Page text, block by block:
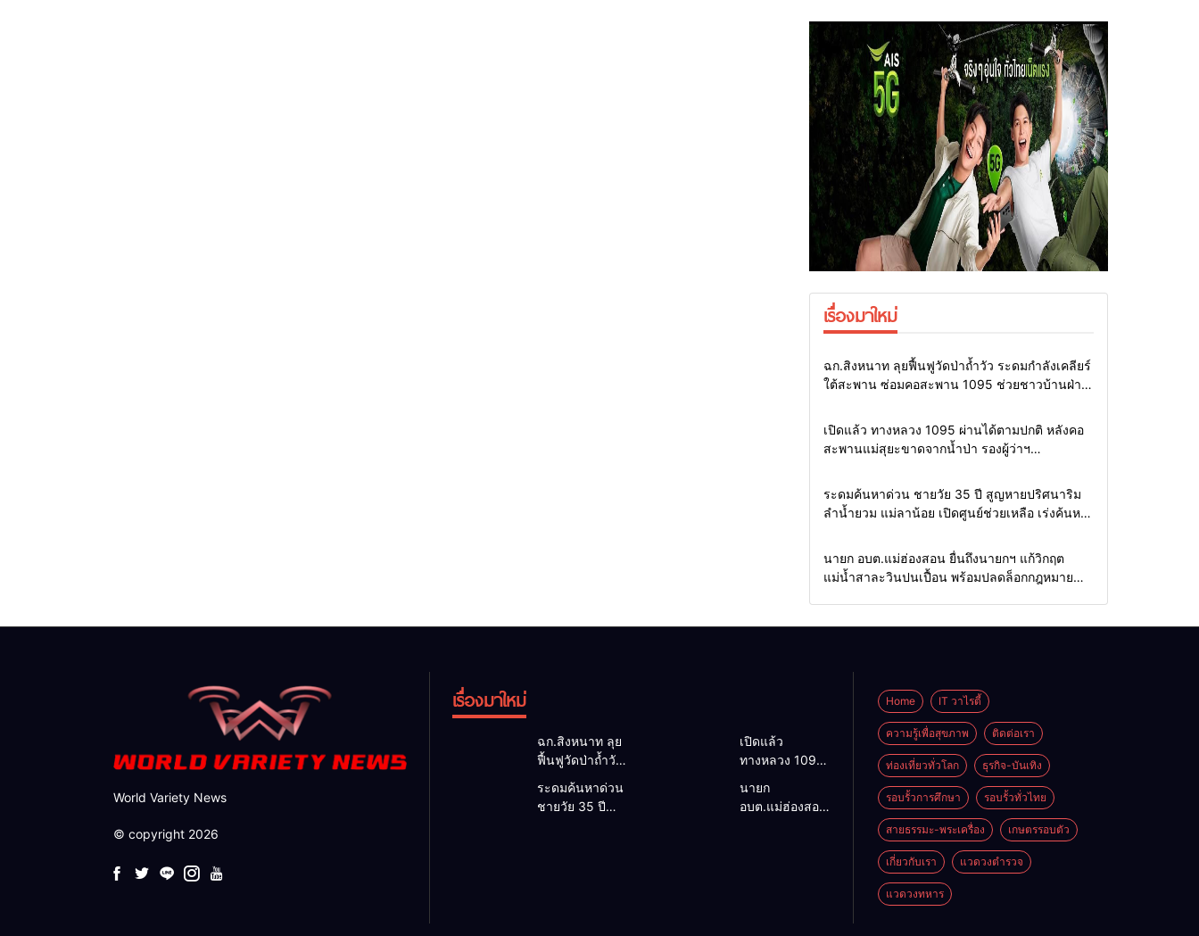
เรื่องมาใหม่
Home แวดวงทหาร
ฉก.สิงหนาท ลุยฟื้นฟูวัดป่าถ้ำวัว ระดมกำลังเคลียร์
ใต้สะพาน ซ่อมคอสะพาน 1095 ช่วยชาวบ้านฝ่า
Home รอบรั้วทั่วไทย
เปิดแล้ว ทางหลวง 1095 ผ่านได้ตามปกติ หลังคอ
สะพานแม่สุยะขาดจากน้ำป่า รองผู้ว่าฯ
Home รอบรั้วทั่วไทย
ระดมค้นหาด่วน ชายวัย 35 ปี สูญหายปริศนาริม
ลำน้ำยวม แม่ลาน้อย เปิดศูนย์ช่วยเหลือ เร่งค้นหา
Home รอบรั้วทั่วไทย
นายก อบต.แม่ฮ่องสอน ยื่นถึงนายกฯ แก้วิกฤต
แม่น้ำสาละวินปนเปื้อน พร้อมปลดล็อกกฎหมาย
World Variety News
© copyright 2026
เรื่องมาใหม่
ฉก.สิงหนาท ลุย
ฟื้นฟูวัดป่าถ้ำวัว
ระดมกำลัง
เคลียร์ใต้สะพาน
ซ่อมคอสะพาน
เปิดแล้ว
ทางหลวง 1095
หลังคอสะพาน
แม่สุยะขาดจาก
ระดมค้นหาด่วน
ชายวัย 35 ปี
นายก
อบต.แม่ฮ่องสอน
Home IT วาไรตี้
ความรู้เพื่อสุขภาพ ติดต่อเรา
ท่องเที่ยวทั่วโลก ธุรกิจ-บันเทิง
รอบรั้วการศึกษา รอบรั้วทั่วไทย
สายธรรมะ-พระเครื่อง เกษตรรอบตัว
เกี่ยวกับเรา แวดวงตำรวจ
แวดวงทหาร